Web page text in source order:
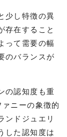
少し特徴の異
存在すること
って需要の幅
のバランスが
の認知度も重
ニーの象徴的
ンドジュエリ
した認知度は